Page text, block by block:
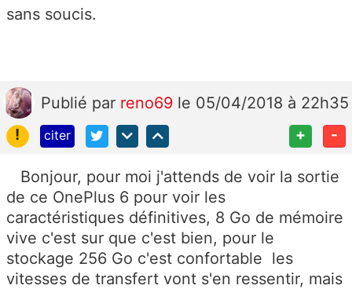
sans soucis.
Publié par reno69 le 05/04/2018 à 22h35
!
citer + -
Bonjour, pour moi j'attends de voir la sortie
de ce OnePlus 6 pour voir les
caractéristiques définitives, 8 Go de mémoire
vive c'est sur que c'est bien, pour le
stockage 256 Go c'est confortable les
vitesses de transfert vont s'en ressentir, mais